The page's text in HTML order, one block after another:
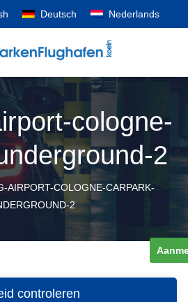
Deutsch Nederlands
cologne-
2
AIRPORT-COLOGNE-CARPARK-
2
controleren